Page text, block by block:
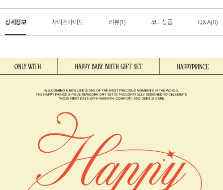
상세정보 사이즈가이드 리뷰(1) 코디상품 Q&A(0)